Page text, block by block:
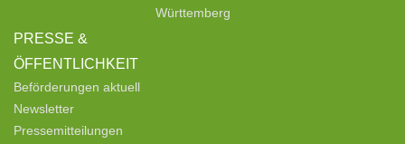
PRESSE &
ÖFFENTLICHKEIT
Beförderungen aktuell
Newsletter
Pressemitteilungen
Württemberg